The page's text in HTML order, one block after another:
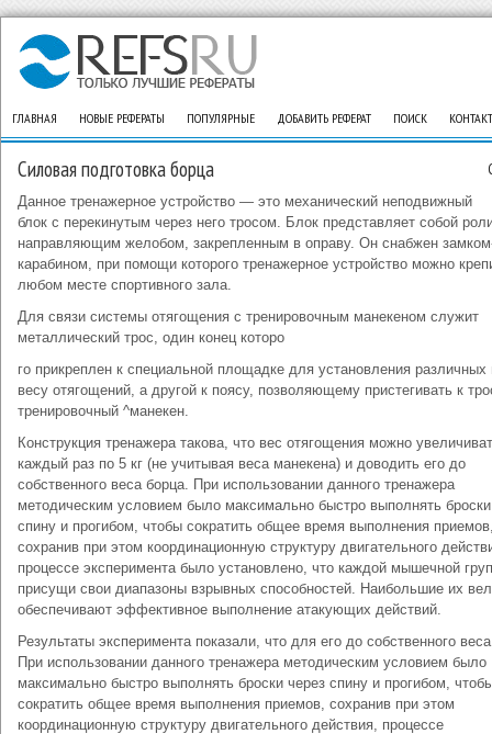
ГЛАВНАЯ НОВЫЕ РЕФЕРАТЫ ПОПУЛЯРНЫЕ ДОБАВИТЬ РЕФЕРАТ ПОИСК
Силовая подготовка борца
Данное тренажерное устройство — это механический неподвижный
блок с перекинутым через него тросом. Блок представляет собой
направляющим желобом, закрепленным в оправу. Он снабжен
карабином, при помощи которого тренажерное устройство можно
любом месте спортивного зала.
Для связи системы отягощения с тренировочным манекеном служит
металлический трос, один конец которо
го прикреплен к специальной площадке для установления различных
весу отягощений, а другой к поясу, позволяющему пристегивать к
тренировочный ^манекен.
Конструкция тренажера такова, что вес отягощения можно
каждый раз по 5 кг (не учитывая веса манекена) и доводить его до
собственного веса борца. При использовании данного тренажера
методическим условием было максимально быстро выполнять
спину и прогибом, чтобы сократить общее время выполнения
сохранив при этом координационную структуру двигательного
процессе эксперимента было установлено, что каждой мышечной
присущи свои диапазоны взрывных способностей. Наибольшие их
обеспечивают эффективное выполнение атакующих действий.
Результаты эксперимента показали, что для его до собственного
При использовании данного тренажера методическим условием было
максимально быстро выполнять броски через спину и прогибом,
сократить общее время выполнения приемов, сохранив при этом
координационную структуру двигательного действия, процессе